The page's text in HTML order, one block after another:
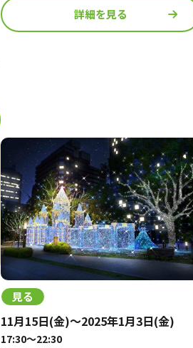
詳細を見る
見る
11月15日(金)～2025年1月3日(金)
17:30～22:30